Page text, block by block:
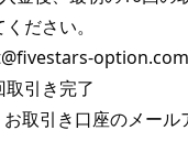
ださい。
option.com
引き完了
取引き口座のメール